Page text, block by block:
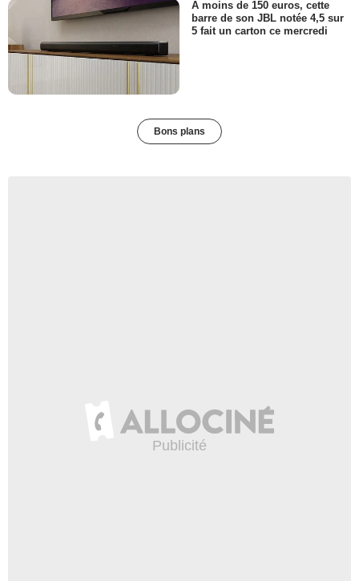
A moins de 150 euros, cette
barre de son JBL notée 4,5 sur
5 fait un carton ce mercredi
Bons plans